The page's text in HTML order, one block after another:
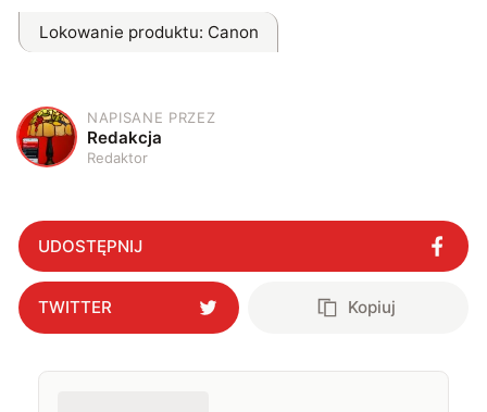
Lokowanie produktu: Canon
R
NAPISANE PRZEZ
Redakcja
Redaktor
UDOSTĘPNIJ
TWITTER Kopiuj